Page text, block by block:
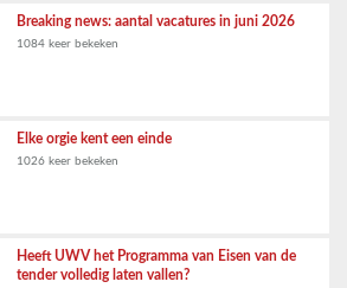
Breaking news: aantal vacatures in juni 2026
1084 keer bekeken
Elke orgie kent een einde
1026 keer bekeken
Heeft UWV het Programma van Eisen van de
tender volledig laten vallen?